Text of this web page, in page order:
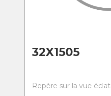
32X1505
Repère sur la vue